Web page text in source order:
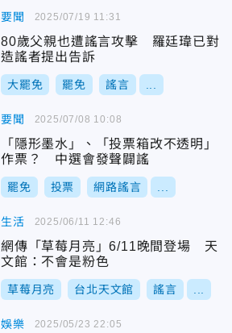
要聞
80歲父親也遭謠言攻擊 羅廷瑋已對
造謠者提出告訴
大罷免 罷免 謠言
2025/07/19 11:31
要聞
「隱形墨水」、「投票箱改不透明」
作票？ 中選會發聲闢謠
罷免 投票 網路謠言
2025/07/08 10:08
生活
網傳「草莓月亮」6/11晚間登場 天
文館：不會是粉色
草莓月亮 台北天文館 謠言
2025/06/11 12:46
娛樂 2025/05/23 22:05